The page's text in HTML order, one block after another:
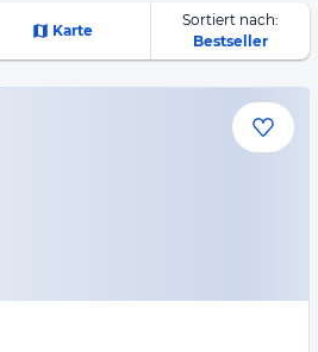
Karte
Sortiert nach:
Bestseller